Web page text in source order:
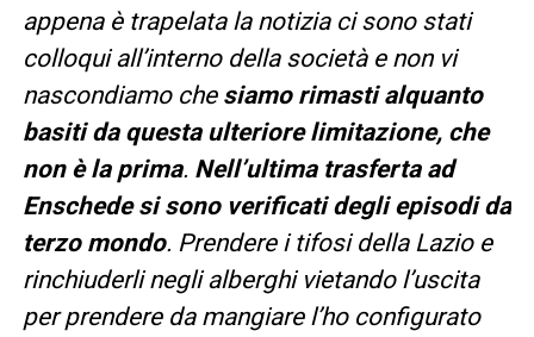
appena è trapelata la notizia ci sono stati
colloqui all’interno della società e non vi
nascondiamo che siamo rimasti alquanto
basiti da questa ulteriore limitazione, che
non è la prima. Nell’ultima trasferta ad
Enschede si sono verificati degli episodi da
terzo mondo. Prendere i tifosi della Lazio e
rinchiuderli negli alberghi vietando l’uscita
per prendere da mangiare l’ho configurato